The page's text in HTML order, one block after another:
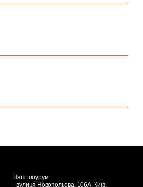
Наш шоурум:
- вулиця Новопольова, 106А, Київ,